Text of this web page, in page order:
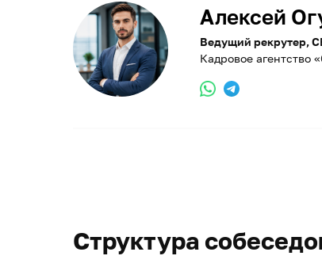
Алексей
Ведущий рекрутер,
Кадровое агентство
Структура